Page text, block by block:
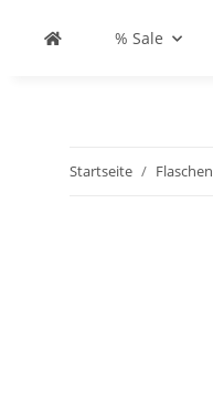
% Sale
Startseite Flaschen